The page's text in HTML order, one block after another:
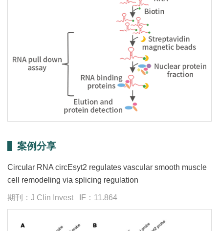
案例分享
Circular RNA circEsyt2 regulates vascular smooth muscle
cell remodeling via splicing regulation
期刊：J Clin Invest IF：11.864